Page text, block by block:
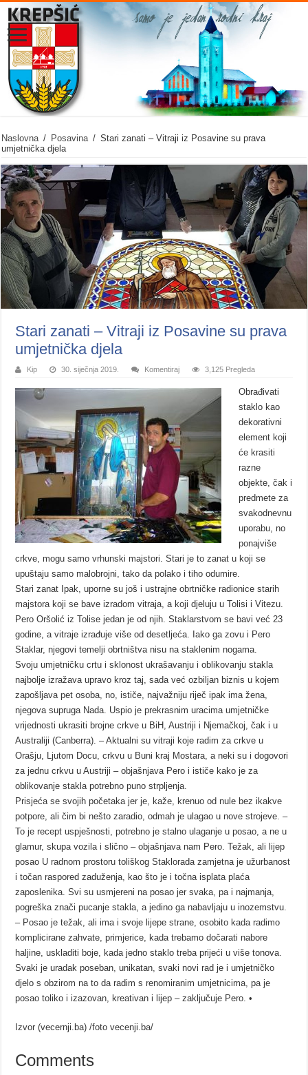
Naslovna / Posavina / Stari zanati – Vitraji iz Posavine su prava
umjetnička djela
Stari zanati – Vitraji iz Posavine su prava
umjetnička djela
Kip 30. siječnja 2019. Komentiraj 3,125 Pregleda
Obrađivati
staklo kao
dekorativni
element koji
će krasiti
razne
objekte, čak i
predmete za
svakodnevnu
uporabu, no
ponajviše
crkve, mogu samo vrhunski majstori. Stari je to zanat u koji se
upuštaju samo malobrojni, tako da polako i tiho odumire.
Stari zanat Ipak, uporne su još i ustrajne obrtničke radionice starih
majstora koji se bave izradom vitraja, a koji djeluju u Tolisi i Vitezu.
Pero Oršolić iz Tolise jedan je od njih. Staklarstvom se bavi već 23
godine, a vitraje izrađuje više od desetljeća. Iako ga zovu i Pero
Staklar, njegovi temelji obrtništva nisu na staklenim nogama.
Svoju umjetničku crtu i sklonost ukrašavanju i oblikovanju stakla
najbolje izražava upravo kroz taj, sada već ozbiljan biznis u kojem
zapošljava pet osoba, no, ističe, najvažniju riječ ipak ima žena,
njegova supruga Nada. Uspio je prekrasnim uracima umjetničke
vrijednosti ukrasiti brojne crkve u BiH, Austriji i Njemačkoj, čak i u
Australiji (Canberra). – Aktualni su vitraji koje radim za crkve u
Orašju, Ljutom Docu, crkvu u Buni kraj Mostara, a neki su i dogovori
za jednu crkvu u Austriji – objašnjava Pero i ističe kako je za
oblikovanje stakla potrebno puno strpljenja.
Prisjeća se svojih početaka jer je, kaže, krenuo od nule bez ikakve
potpore, ali čim bi nešto zaradio, odmah je ulagao u nove strojeve. –
To je recept uspješnosti, potrebno je stalno ulaganje u posao, a ne u
glamur, skupa vozila i slično – objašnjava nam Pero. Težak, ali lijep
posao U radnom prostoru toliškog Staklorada zamjetna je užurbanost
i točan raspored zaduženja, kao što je i točna isplata plaća
zaposlenika. Svi su usmjereni na posao jer svaka, pa i najmanja,
pogreška znači pucanje stakla, a jedino ga nabavljaju u inozemstvu.
– Posao je težak, ali ima i svoje lijepe strane, osobito kada radimo
komplicirane zahvate, primjerice, kada trebamo dočarati nabore
haljine, uskladiti boje, kada jedno staklo treba prijeći u više tonova.
Svaki je uradak poseban, unikatan, svaki novi rad je i umjetničko
djelo s obzirom na to da radim s renomiranim umjetnicima, pa je
posao toliko i izazovan, kreativan i lijep – zaključuje Pero. •
Izvor (vecernji.ba) /foto vecenji.ba/
Comments